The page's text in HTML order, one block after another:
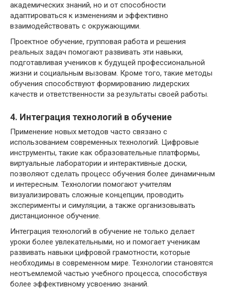
академических знаний, но и от способности
адаптироваться к изменениям и эффективно
взаимодействовать с окружающими.
Проектное обучение, групповая работа и решения
реальных задач помогают развивать эти навыки,
подготавливая учеников к будущей профессиональной
жизни и социальным вызовам. Кроме того, такие методы
обучения способствуют формированию лидерских
качеств и ответственности за результаты своей работы.
4. Интеграция технологий в обучение
Применение новых методов часто связано с
использованием современных технологий. Цифровые
инструменты, такие как образовательные платформы,
виртуальные лаборатории и интерактивные доски,
позволяют сделать процесс обучения более динамичным
и интересным. Технологии помогают учителям
визуализировать сложные концепции, проводить
эксперименты и симуляции, а также организовывать
дистанционное обучение.
Интеграция технологий в обучение не только делает
уроки более увлекательными, но и помогает ученикам
развивать навыки цифровой грамотности, которые
необходимы в современном мире. Технологии становятся
неотъемлемой частью учебного процесса, способствуя
более эффективному усвоению знаний.